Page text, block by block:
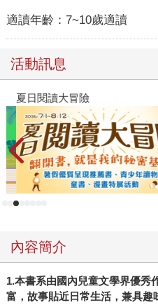
適讀年齡： 7~10歲適讀
活動訊息
夏日閱讀大冒險
內容簡介
1.本書系由國內兒童文學界優秀
富，故事貼近日常生活，兼具